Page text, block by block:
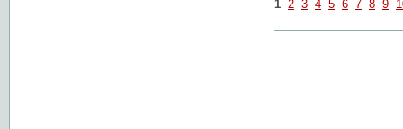
1 2 3 4 5 6 7 8 9